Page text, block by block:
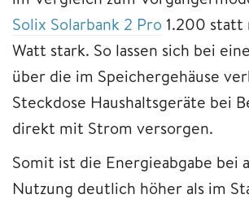
Solix Solarbank 2 Pro 1.200 statt
Watt stark. So lassen sich bei
über die im Speichergehäuse
Steckdose Haushaltsgeräte bei
direkt mit Strom versorgen.
Somit ist die Energieabgabe bei
Nutzung deutlich höher als im